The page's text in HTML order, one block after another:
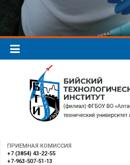
ПРИЕМНАЯ КОМИССИЯ
+7 (3854) 43-22-55
+7-963-507-51-13